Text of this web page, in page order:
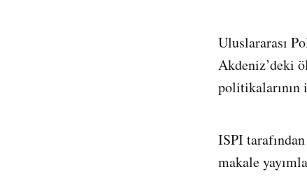
Uluslararası
Akdeniz’deki
politikalarının
ISPI
makale